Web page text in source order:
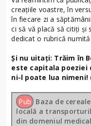
creațiile voastre, în
în fiecare zi a
ci să vă placă să citiți și
dedicat o rubrică numită
Și nu uitați: Trăim în
este capitala poeziei
ni-l poate lua nimeni!
Pub Baza de
locală a
din domeniul